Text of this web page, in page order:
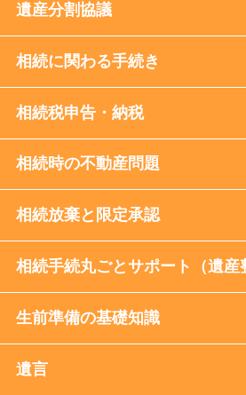
遺産分割協議
相続に関わる手続き
相続税申告・納税
相続時の不動産問題
相続放棄と限定承認
相続手続丸ごとサポート（遺産
生前準備の基礎知識
遺言